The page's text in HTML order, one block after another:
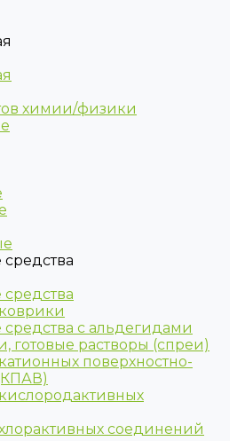
химии/физики
с альдегидами
готовые растворы (спреи)
поверхностно-
соединений